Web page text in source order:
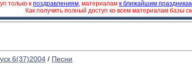
только к поздравлениям, материалам к ближайшим
Как получить полный доступ ко всем материалам базы
6(37)2004 / Песни